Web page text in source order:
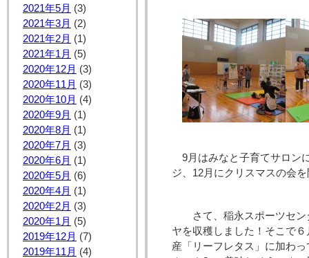
2021年5月 (3)
2021年3月 (2)
2021年2月 (1)
2021年1月 (5)
2020年12月 (3)
2020年11月 (3)
2020年10月 (4)
2020年9月 (1)
2020年8月 (1)
2020年7月 (3)
2020年6月 (1)
2020年5月 (6)
2020年4月 (1)
2020年2月 (3)
2020年1月 (5)
2019年12月 (7)
2019年11月 (4)
9月はみなと子育てサロン
ジ、12月にクリスマスの会
さて、稲永スポーツセン
ヤを収穫しました！そこで
産「リーフレタス」に加わ